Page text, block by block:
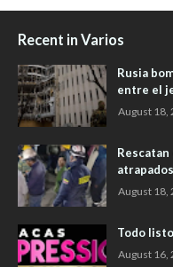
Recent in Varios
Rusia
entre el
August 18,
August 18,
Todo
August 16,